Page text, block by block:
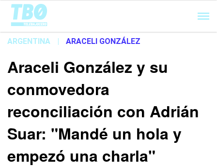
Cargando...
ARGENTINA | ARACELI GONZÁLEZ
Araceli González y su
conmovedora
reconciliación con Adrián
Suar: "Mandé un hola y
empezó una charla"